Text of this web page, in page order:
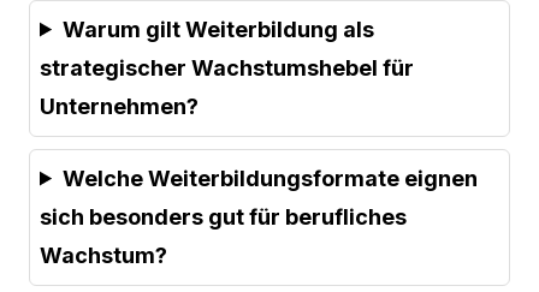
Warum gilt Weiterbildung als
strategischer Wachstumshebel für
Unternehmen?
Welche Weiterbildungsformate eignen
sich besonders gut für berufliches
Wachstum?